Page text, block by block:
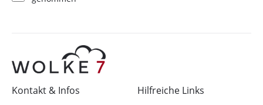
Kontakt & Infos Hilfreiche Links